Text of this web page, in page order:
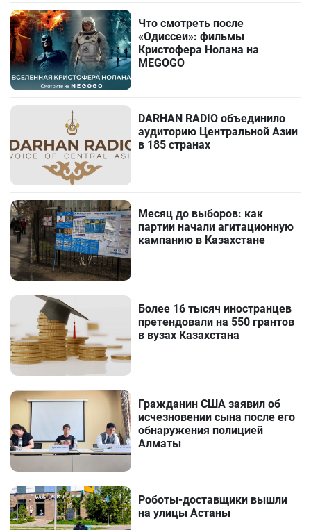
Что смотреть после
«Одиссеи»: фильмы
Кристофера Нолана на
MEGOGO
DARHAN RADIO объединило
аудиторию Центральной Азии
в 185 странах
Месяц до выборов: как
партии начали агитационную
кампанию в Казахстане
Более 16 тысяч иностранцев
претендовали на 550 грантов
в вузах Казахстана
Гражданин США заявил об
исчезновении сына после его
обнаружения полицией
Алматы
Роботы-доставщики вышли
на улицы Астаны